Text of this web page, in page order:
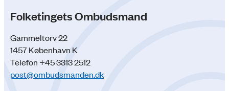
Folketingets Ombudsmand
Gammeltorv 22
1457 København K
Telefon +45 3313 2512
post@ombudsmanden.dk